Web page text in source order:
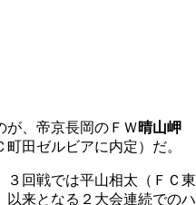
が、帝京長岡のＦＷ晴山岬
町田ゼルビアに内定）だ。
３回戦では平山相太（ＦＣ東
来となる２大会連続でのハ